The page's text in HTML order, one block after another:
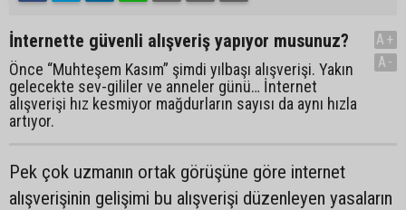
İnternette güvenli alışveriş yapıyor musunuz?
Önce “Muhteşem Kasım” şimdi yılbaşı alışverişi. Yakın
gelecekte sev-gililer ve anneler günü… İnternet
alışverişi hız kesmiyor mağdurların sayısı da aynı hızla
artıyor.
A+
A-
Pek çok uzmanın ortak görüşüne göre internet
alışverişinin gelişimi bu alışverişi düzenleyen yasaların